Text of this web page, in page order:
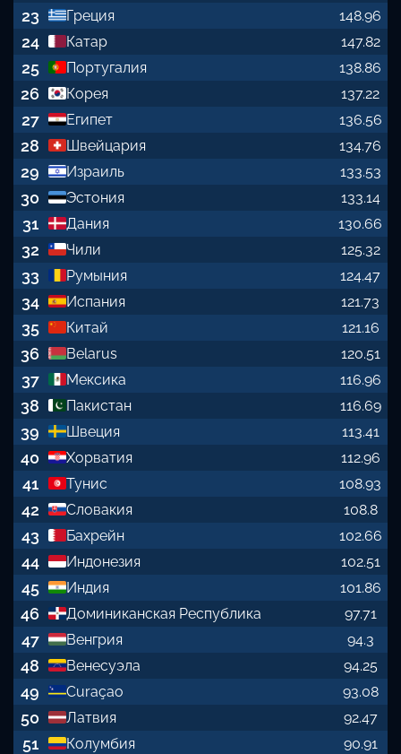
23 Греция 148.96
24 Катар 147.82
25 Португалия 138.86
26 Корея 137.22
27 Египет 136.56
28 Швейцария 134.76
29 Израиль 133.53
30 Эстония 133.14
31 Дания 130.66
32 Чили 125.32
33 Румыния 124.47
34 Испания 121.73
35 Китай 121.16
36 Belarus 120.51
37 Мексика 116.96
38 Пакистан 116.69
39 Швеция 113.41
40 Хорватия 112.96
41 Тунис 108.93
42 Словакия 108.8
43 Бахрейн 102.66
44 Индонезия 102.51
45 Индия 101.86
46 Доминиканская Республика 97.71
47 Венгрия 94.3
48 Венесуэла 94.25
49 Curaçao 93.08
50 Латвия 92.47
51 Колумбия 90.91